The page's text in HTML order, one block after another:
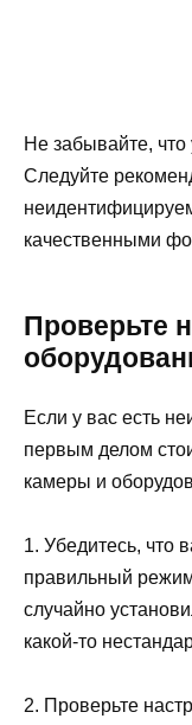
Не забывайте,
Следуйте
качественными
Проверьте
Если у вас есть
первым делом
камеры и
1. Убедитесь, что
правильный
случайно
какой-то
2. Проверьте